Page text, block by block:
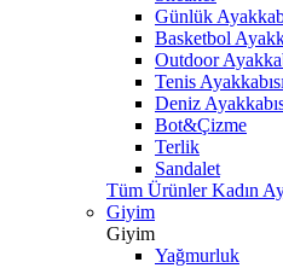
Günlük
Basketbol
Outdoor
Tenis Ayakkabısı
Deniz
Bot&Çizme
Terlik
Sandalet
Tüm Ürünler Kadın
Giyim
Giyim
Yağmurluk